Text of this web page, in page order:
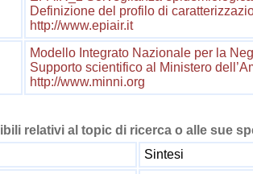
Definizione del profilo di
http://www.epiair.it
Modello Integrato Nazionale per la
Supporto scientifico al Ministero
http://www.minni.org
relativi al topic di ricerca o alle sue
Sintesi